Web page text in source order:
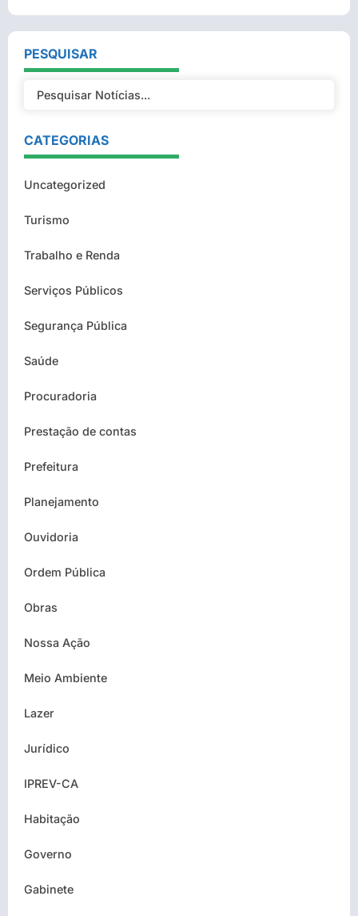
PESQUISAR
CATEGORIAS
Uncategorized
Turismo
Trabalho e Renda
Serviços Públicos
Segurança Pública
Saúde
Procuradoria
Prestação de contas
Prefeitura
Planejamento
Ouvidoria
Ordem Pública
Obras
Nossa Ação
Meio Ambiente
Lazer
Jurídico
IPREV-CA
Habitação
Governo
Gabinete